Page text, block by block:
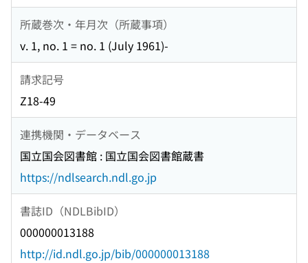
所蔵巻次・年月次（所蔵事項）
v. 1, no. 1 = no. 1 (July 1961)-
請求記号
Z18-49
連携機関・データベース
国立国会図書館 : 国立国会図書館蔵書
https://ndlsearch.ndl.go.jp
書誌ID（NDLBibID）
000000013188
http://id.ndl.go.jp/bib/000000013188